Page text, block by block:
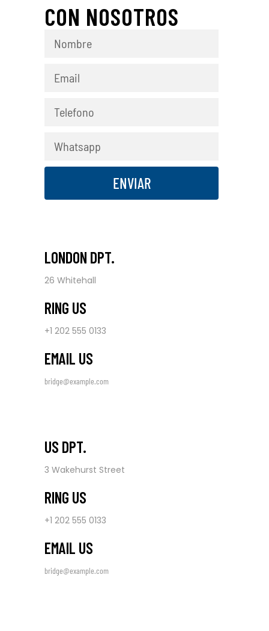
CON NOSOTROS
ENVIAR
LONDON DPT.
26 Whitehall
RING US
+1 202 555 0133
EMAIL US
bridge@example.com
US DPT.
3 Wakehurst Street
RING US
+1 202 555 0133
EMAIL US
bridge@example.com